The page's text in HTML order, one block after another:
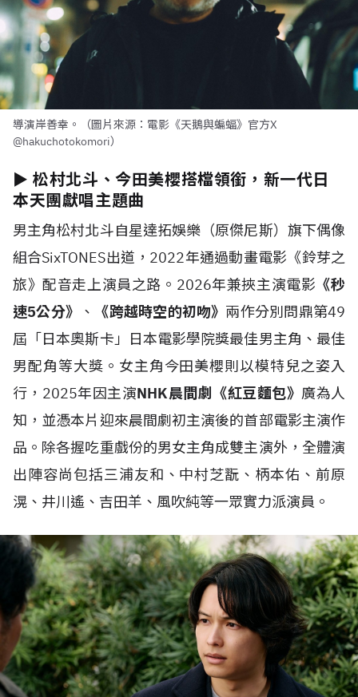
導演岸善幸。（圖片來源：電影《天鵝與蝙蝠》官方X
@hakuchotokomori）
► 松村北斗、今田美櫻搭檔領銜，新一代日
本天團獻唱主題曲
男主角松村北斗自星達拓娛樂（原傑尼斯）旗下偶像
組合SixTONES出道，2022年通過動畫電影《鈴芽之
旅》配音走上演員之路。2026年兼挾主演電影 《秒
速5公分》
、 《跨越時空的初吻》 兩作分別問鼎第49
屆「日本奧斯卡」日本電影學院獎最佳男主角、最佳
男配角等大獎。女主角今田美櫻則以模特兒之姿入
行，2025年因主演NHK晨間劇《紅豆麵包》 廣為人
知，並憑本片迎來晨間劇初主演後的首部電影主演作
品。除各握吃重戲份的男女主角成雙主演外，全體演
出陣容尚包括三浦友和、中村芝翫、柄本佑、前原
滉、井川遙、吉田羊、風吹純等一眾實力派演員。